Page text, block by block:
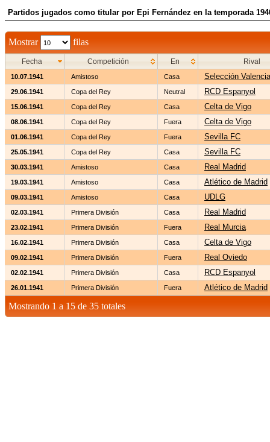
Partidos jugados como titular por Epi Fernández en la temporada
Mostrar filas
Fecha Competición En Rival
10.07.1941 Amistoso Casa Selección
29.06.1941 Copa del Rey Neutral RCD Espanyol
15.06.1941 Copa del Rey Casa Celta de Vigo
08.06.1941 Copa del Rey Fuera Celta de Vigo
01.06.1941 Copa del Rey Fuera Sevilla FC
25.05.1941 Copa del Rey Casa Sevilla FC
30.03.1941 Amistoso Casa Real Madrid
19.03.1941 Amistoso Casa Atlético de Madrid
09.03.1941 Amistoso Casa UDLG
02.03.1941 Primera División Casa Real Madrid
23.02.1941 Primera División Fuera Real Murcia
16.02.1941 Primera División Casa Celta de Vigo
09.02.1941 Primera División Fuera Real Oviedo
02.02.1941 Primera División Casa RCD Espanyol
26.01.1941 Primera División Fuera Atlético de Madrid
Mostrando 1 a 15 de 35 totales